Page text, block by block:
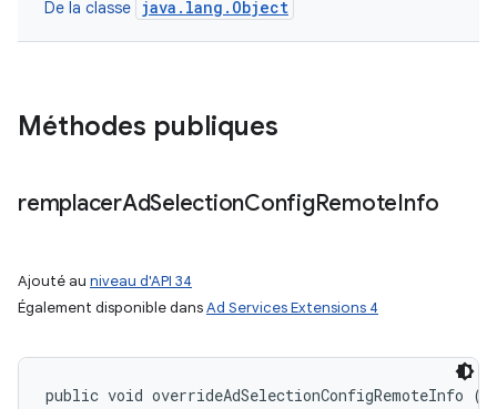
De la classe java.lang.Object
Méthodes publiques
remplacerAdSelectionConfigRemoteInfo
Ajouté au niveau d'API 34
Également disponible dansAd Services Extensions 4
public void overrideAdSelectionConfigRemoteInfo (